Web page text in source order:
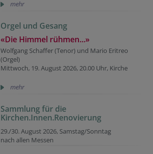
mehr
Orgel und Gesang
«Die Himmel rühmen...»
Wolfgang Schaffer (Tenor) und Mario Eritreo
(Orgel)
Mittwoch, 19. August 2026, 20.00 Uhr, Kirche
mehr
Sammlung für die
Kirchen.Innen.Renovierung
29./30. August 2026, Samstag/Sonntag
nach allen Messen